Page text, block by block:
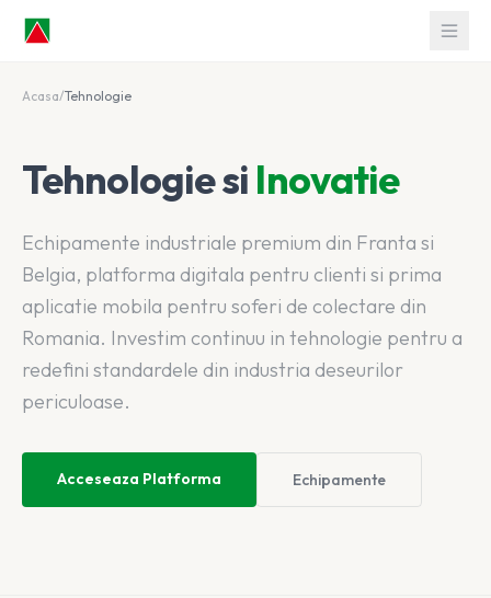
Acasa/Tehnologie
Tehnologie si Inovatie
Echipamente industriale premium din Franta si
Belgia, platforma digitala pentru clienti si prima
aplicatie mobila pentru soferi de colectare din
Romania. Investim continuu in tehnologie pentru a
redefini standardele din industria deseurilor
periculoase.
Acceseaza Platforma Echipamente